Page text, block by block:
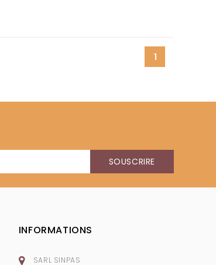
1
INFORMATIONS
SARL SINPAS